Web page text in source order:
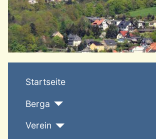
Startseite
Berga
Verein